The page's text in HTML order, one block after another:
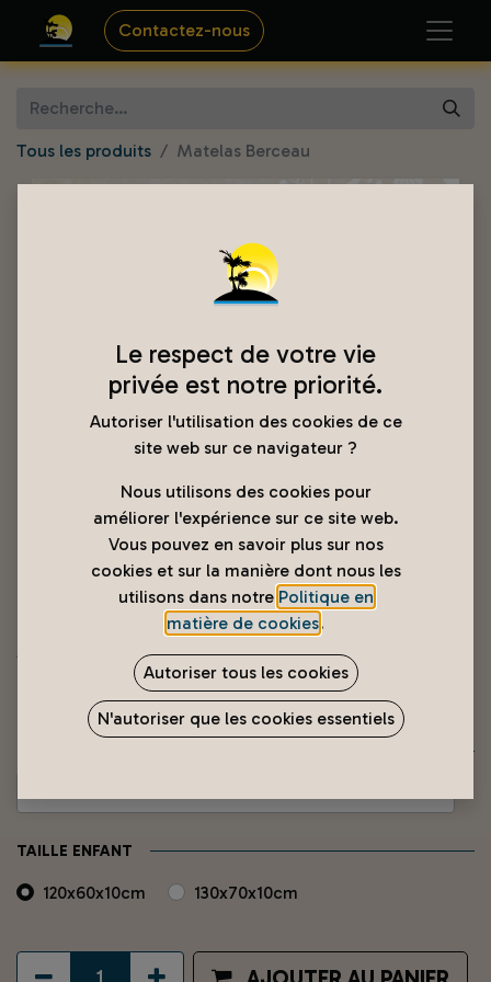
Contactez-nous
Tous les produits Matelas Berceau
Matelas Berceau
XPF
TAILLE ENFANT
120x60x10cm 130x70x10cm
Le respect de votre vie
privée est notre priorité.
Autoriser l'utilisation des cookies de ce
site web sur ce navigateur ?
Nous utilisons des cookies pour
améliorer l'expérience sur ce site web.
Vous pouvez en savoir plus sur nos
cookies et sur la manière dont nous les
utilisons dans notre Politique en
matière de cookies.
Autoriser tous les cookies
N'autoriser que les cookies essentiels